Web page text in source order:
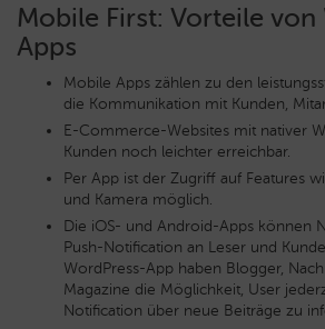
Mobile First: Vorteile von
Apps
Mobile Apps zählen zu den
die Kommunikation mit Kunden,
E-Commerce-Websites mit nativer
Kunden noch leichter erreichbar.
Per App ist der Zugriff auf Features
und Kamera möglich.
Die iOS- und Android-Apps können
Push-Notification an Leser und
WordPress-App haben Blogger,
Magazine die Möglichkeit, User
Notification über neue Beiträge zu